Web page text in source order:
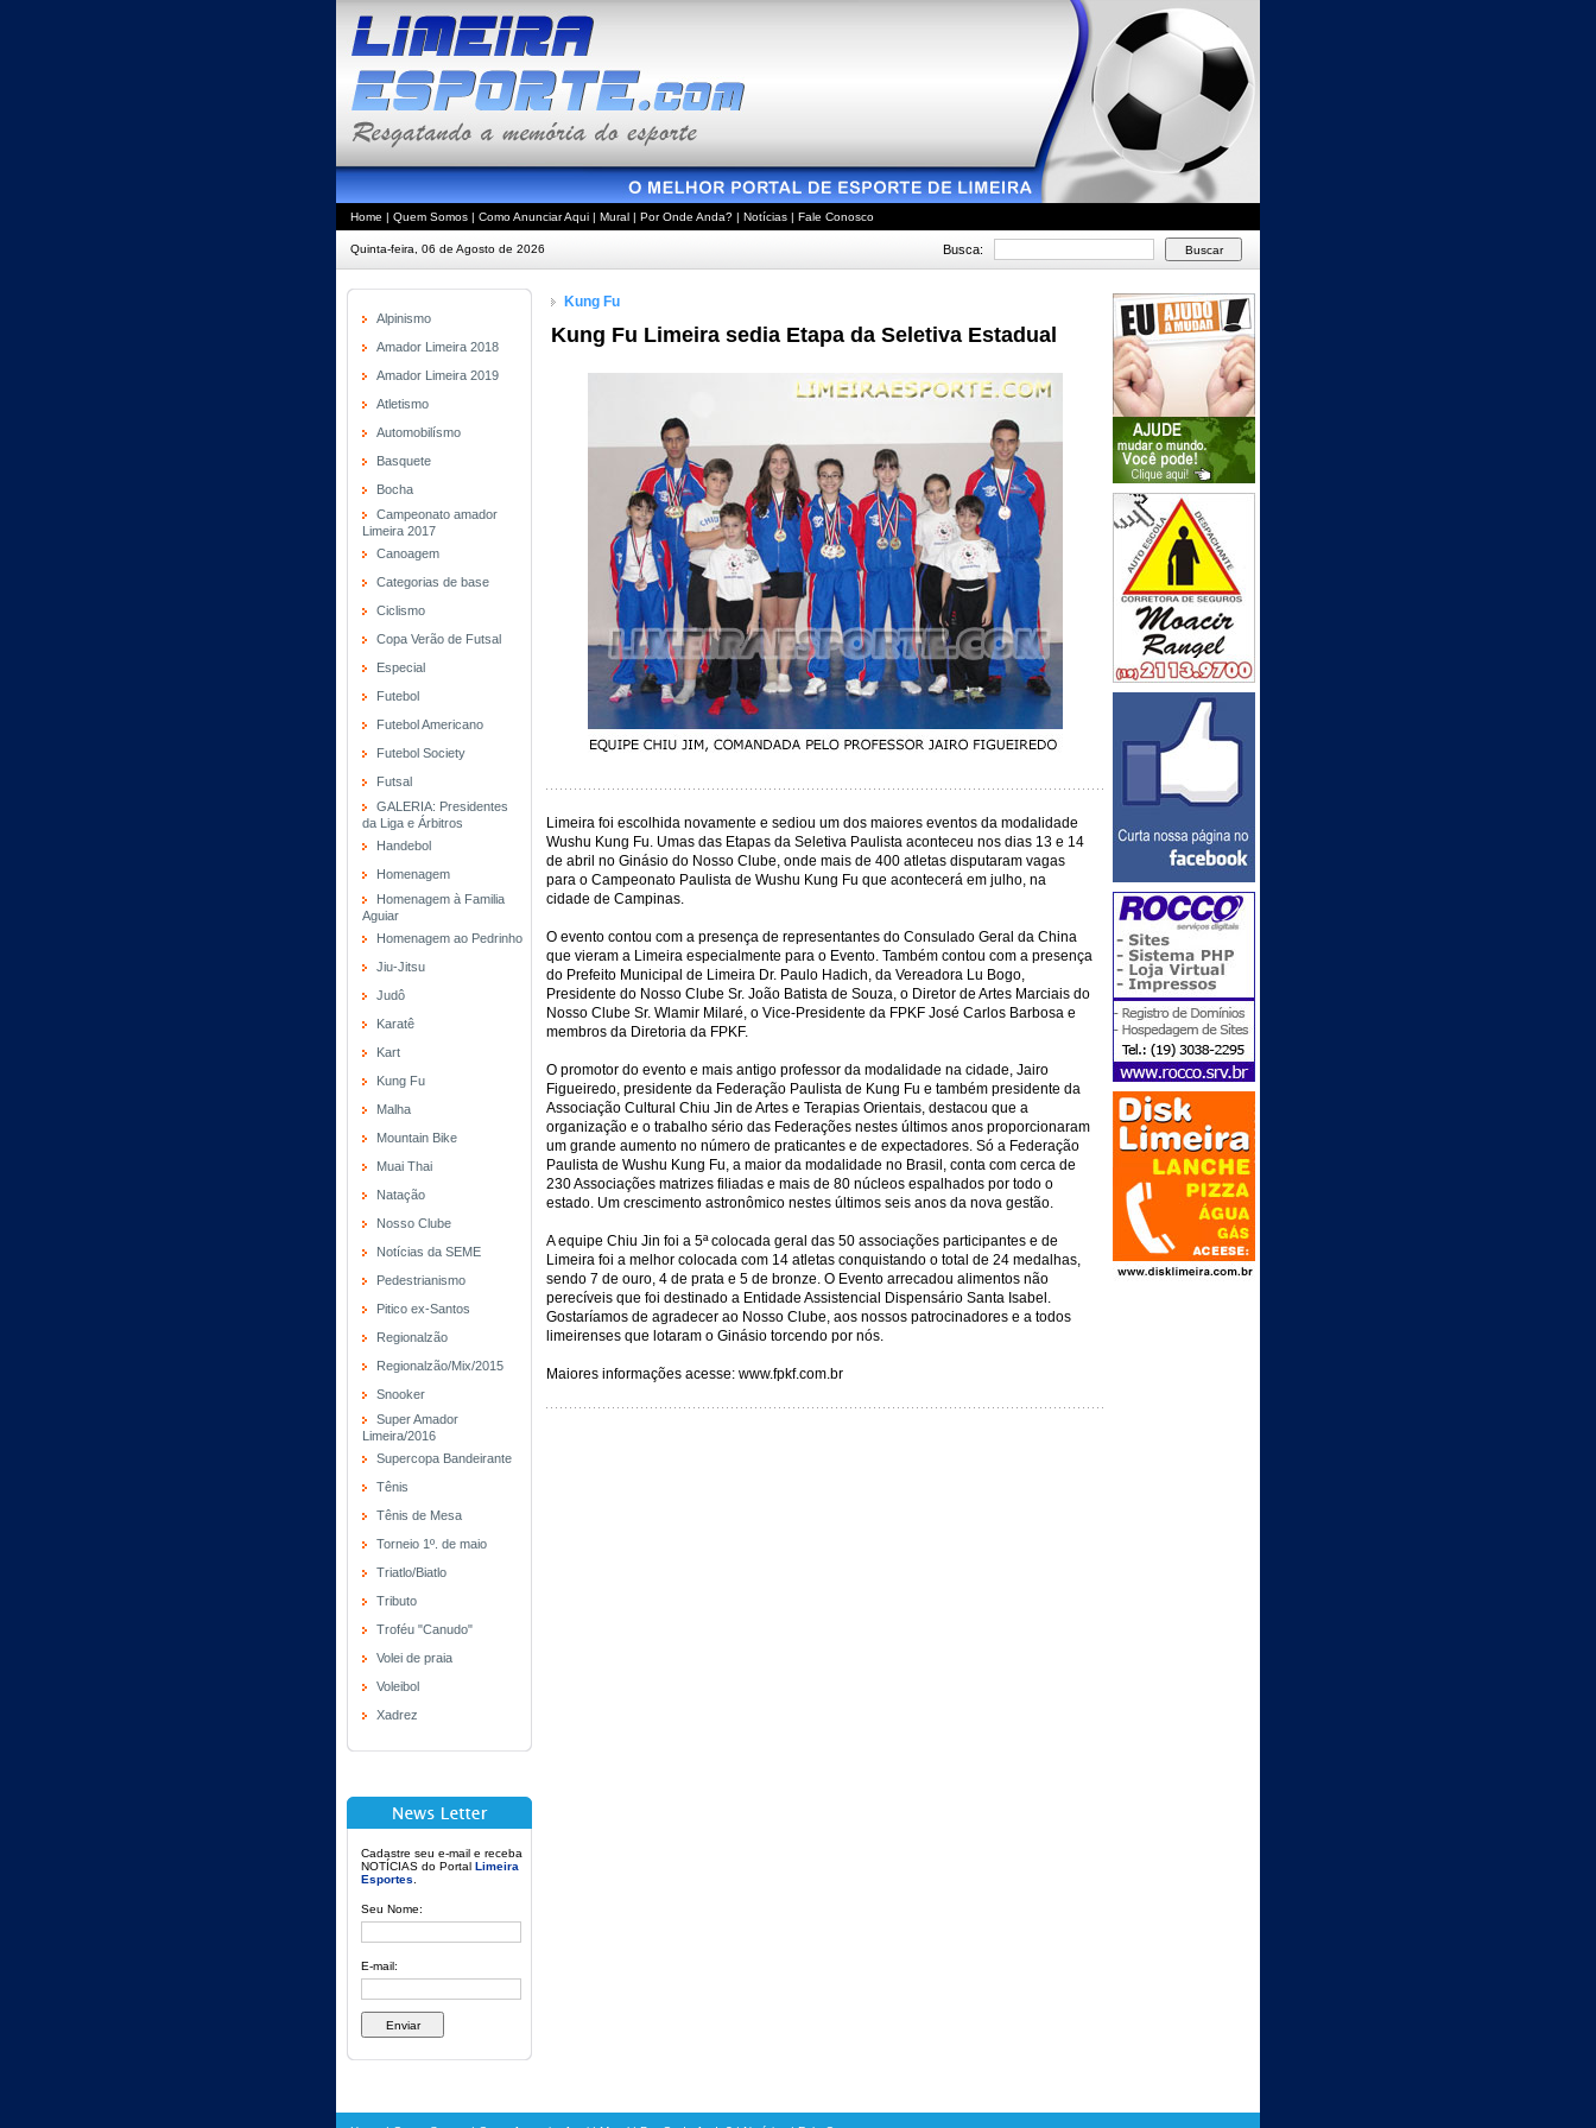
Home | Quem Somos | Como Anunciar Aqui | Mural | Por Onde Anda? | Notícias | Fale Conosco
Quinta-feira, 06 de Agosto de 2026 Busca:
Alpinismo
Amador Limeira 2018
Amador Limeira 2019
Atletismo
Automobilísmo
Basquete
Bocha
Campeonato amador
Limeira 2017
Canoagem
Categorias de base
Ciclismo
Copa Verão de Futsal
Especial
Futebol
Futebol Americano
Futebol Society
Futsal
GALERIA: Presidentes
da Liga e Árbitros
Handebol
Homenagem
Homenagem à Familia
Aguiar
Homenagem ao Pedrinho
Jiu-Jitsu
Judô
Karatê
Kart
Kung Fu
Malha
Mountain Bike
Muai Thai
Natação
Nosso Clube
Notícias da SEME
Pedestrianismo
Pitico ex-Santos
Regionalzão
Regionalzão/Mix/2015
Snooker
Super Amador
Limeira/2016
Supercopa Bandeirante
Tênis
Tênis de Mesa
Torneio 1º. de maio
Triatlo/Biatlo
Tributo
Troféu "Canudo"
Volei de praia
Voleibol
Xadrez
Cadastre seu e-mail e receba
NOTÍCIAS do Portal Limeira
Esportes
Seu Nome:
E-mail:
Kung Fu
Kung Fu Limeira sedia Etapa da Seletiva Estadual
Limeira foi escolhida novamente e sediou um dos maiores eventos da modalidade
Wushu Kung Fu. Umas das Etapas da Seletiva Paulista aconteceu nos dias 13 e 14
de abril no Ginásio do Nosso Clube, onde mais de 400 atletas disputaram vagas
para o Campeonato Paulista de Wushu Kung Fu que acontecerá em julho, na
cidade de Campinas.
O evento contou com a presença de representantes do Consulado Geral da China
que vieram a Limeira especialmente para o Evento. Também contou com a presença
do Prefeito Municipal de Limeira Dr. Paulo Hadich, da Vereadora Lu Bogo,
Presidente do Nosso Clube Sr. João Batista de Souza, o Diretor de Artes Marciais do
Nosso Clube Sr. Wlamir Milaré, o Vice-Presidente da FPKF José Carlos Barbosa e
membros da Diretoria da FPKF.
O promotor do evento e mais antigo professor da modalidade na cidade, Jairo
Figueiredo, presidente da Federação Paulista de Kung Fu e também presidente da
Associação Cultural Chiu Jin de Artes e Terapias Orientais, destacou que a
organização e o trabalho sério das Federações nestes últimos anos proporcionaram
um grande aumento no número de praticantes e de expectadores. Só a Federação
Paulista de Wushu Kung Fu, a maior da modalidade no Brasil, conta com cerca de
230 Associações matrizes filiadas e mais de 80 núcleos espalhados por todo o
estado. Um crescimento astronômico nestes últimos seis anos da nova gestão.
A equipe Chiu Jin foi a 5ª colocada geral das 50 associações participantes e de
Limeira foi a melhor colocada com 14 atletas conquistando o total de 24 medalhas,
sendo 7 de ouro, 4 de prata e 5 de bronze. O Evento arrecadou alimentos não
perecíveis que foi destinado a Entidade Assistencial Dispensário Santa Isabel.
Gostaríamos de agradecer ao Nosso Clube, aos nossos patrocinadores e a todos
limeirenses que lotaram o Ginásio torcendo por nós.
Maiores informações acesse: www.fpkf.com.br